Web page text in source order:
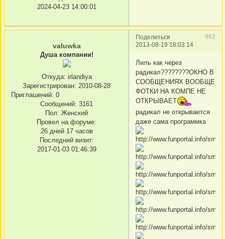
2024-04-23 14:00:01
Поделиться
962
2013-08-19 18:03:14
valuwka
Душа компании!
Откуда: irlandiya
Зарегистрирован: 2010-08-28
Приглашений: 0
Сообщений: 3161
Пол: Женский
Провел на форуме:
26 дней 17 часов
Последний визит:
2017-01-03 01:46:39
Лиль как через
рaдикал????????ОКНО В
СООБЩЕНИЯХ ВООБЩЕ
ФОТКИ НА КОМПЕ НЕ
ОТКРЫВАЕТ
радикал не открывается
даже сама программка